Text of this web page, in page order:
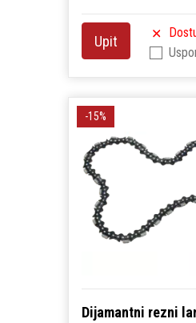
Upit
Dijamantni rezni
-15%